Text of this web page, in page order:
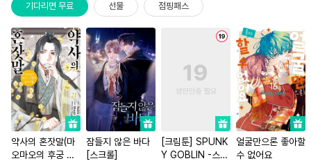
기다리면 무료 선물 점핑패스
약사의 혼잣말(마
오마오의 후궁 수
잠들지 않은 바다
[스크롤]
[크림툰] SPUNK
Y GOBLIN -스펑
얼굴만으론 좋아할
수 없어요